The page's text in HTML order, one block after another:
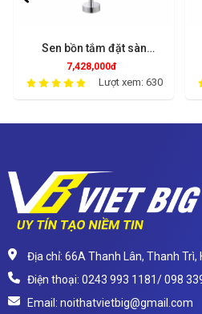
Sen bồn tắm đặt sàn
SDS7201
7,428,000đ
Lượt xem: 630
Địa chỉ: 66A Thanh Lân, Thanh Trì,
Điện thoại: 0243 993 1181/ 098
Email: noithatvietbig@gmail.com